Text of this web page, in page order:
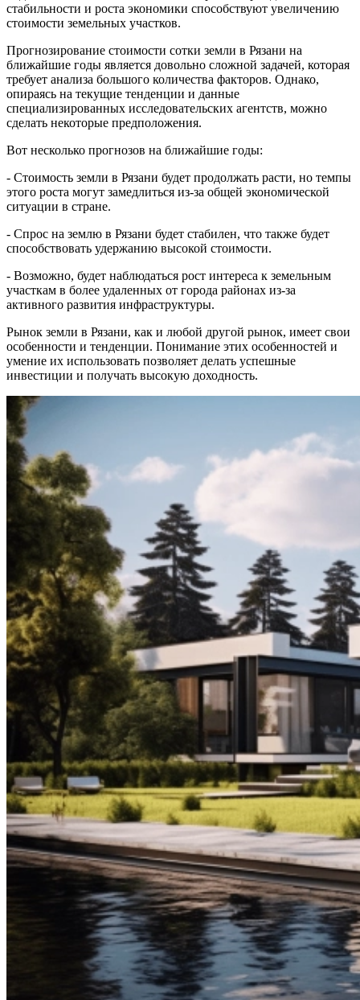
стабильности и роста экономики способствуют увеличению
стоимости земельных участков.
Прогнозирование стоимости сотки земли в Рязани на
ближайшие годы является довольно сложной задачей, которая
требует анализа большого количества факторов. Однако,
опираясь на текущие тенденции и данные
специализированных исследовательских агентств, можно
сделать некоторые предположения.
Вот несколько прогнозов на ближайшие годы:
- Стоимость земли в Рязани будет продолжать расти, но темпы
этого роста могут замедлиться из-за общей экономической
ситуации в стране.
- Спрос на землю в Рязани будет стабилен, что также будет
способствовать удержанию высокой стоимости.
- Возможно, будет наблюдаться рост интереса к земельным
участкам в более удаленных от города районах из-за
активного развития инфраструктуры.
Рынок земли в Рязани, как и любой другой рынок, имеет свои
особенности и тенденции. Понимание этих особенностей и
умение их использовать позволяет делать успешные
инвестиции и получать высокую доходность.